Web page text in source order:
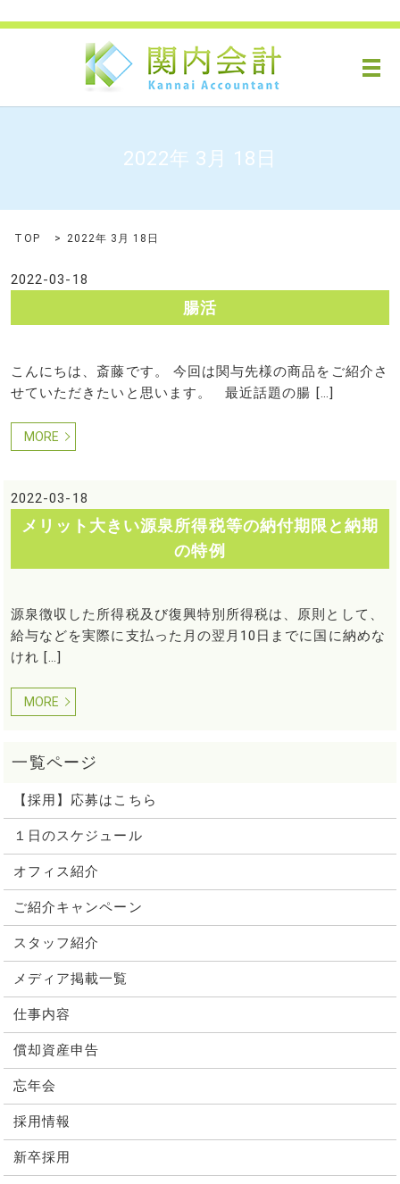
メ
2022年 3月 18日
TOP 2022年 3月 18日
2022-03-18
腸活
こんにちは、斎藤です。 今回は関与先様の商品をご紹介さ
せていただきたいと思います。 最近話題の腸 […]
MORE
2022-03-18
メリット大きい源泉所得税等の納付期限と納期
の特例
源泉徴収した所得税及び復興特別所得税は、原則として、
給与などを実際に支払った月の翌月10日までに国に納めな
けれ […]
MORE
【採用】応募はこちら
１日のスケジュール
オフィス紹介
ご紹介キャンペーン
スタッフ紹介
メディア掲載一覧
仕事内容
償却資産申告
忘年会
採用情報
新卒採用